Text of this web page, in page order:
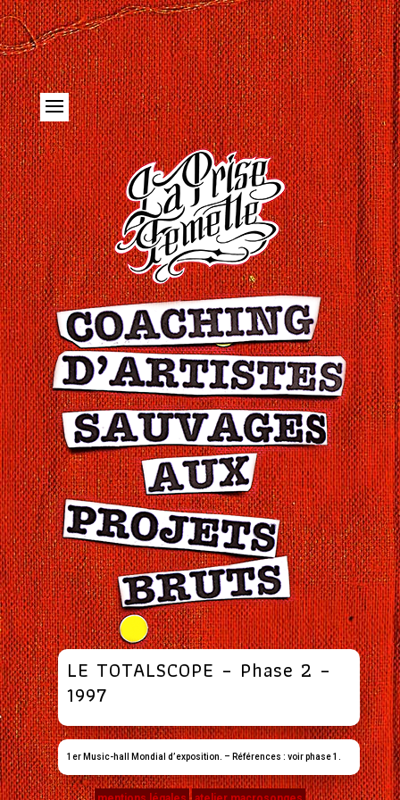
LE TOTALSCOPE – Phase 2 –
1997
1er Music-hall Mondial d’exposition. – Références : voir phase 1.